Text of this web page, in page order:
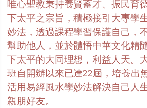
唯心聖教秉持養賢蓄才、振民育
下太平之宗旨，積極接引大專學
妙法，透過課程學習保護自己，
幫助他人，並於體悟中華文化精
下太平的大同理想，利益人天。
班自開辦以來已達22屆，培養出
活用易經風水學妙法解決自己人
親朋好友。